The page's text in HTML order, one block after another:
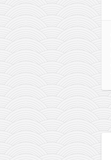
кихон
наиханчи
кушанку
пасаи
темашивари
кобудо
нунчаку
тонфа